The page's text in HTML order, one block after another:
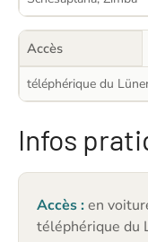
Accès
téléphérique du
Infos
Accès :en
téléphérique du